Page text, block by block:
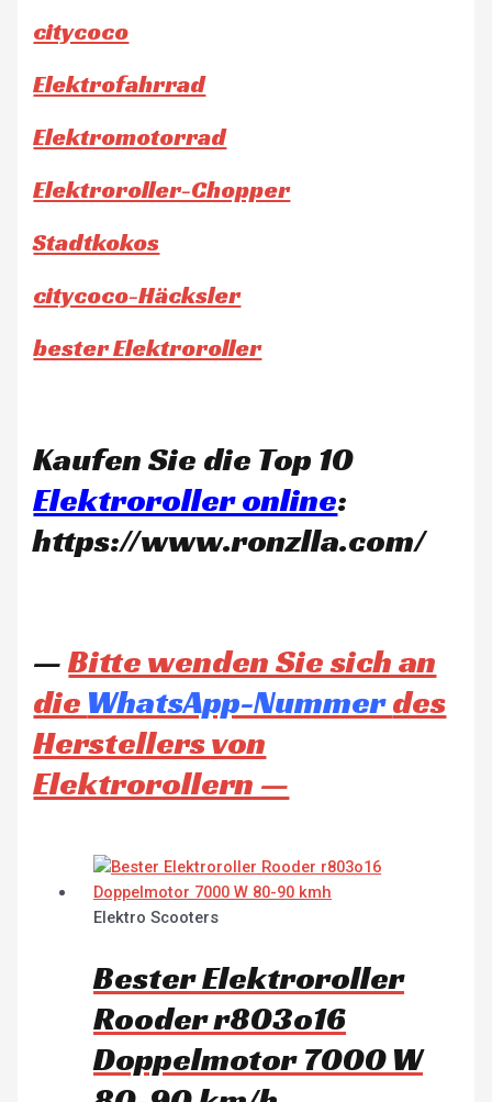
citycoco
Elektrofahrrad
Elektromotorrad
Elektroroller-Chopper
Stadtkokos
citycoco-Häcksler
bester Elektroroller
Kaufen Sie die Top 10
Elektroroller online:
https://www.ronzlla.com/
—Bitte wenden Sie sich an
die WhatsApp-Nummerdes
Herstellers von
Elektrorollern —
Elektro Scooters
Bester Elektroroller
Rooder r803o16
Doppelmotor 7000 W